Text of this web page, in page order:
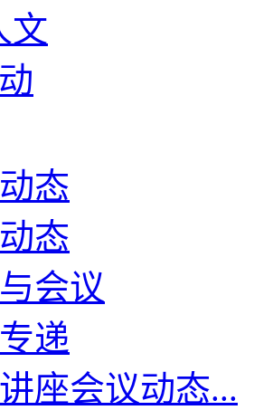
态
态
会议
递
座会议动态...